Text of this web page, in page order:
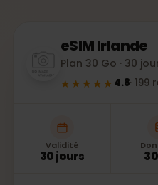
eSIMIrlande
Plan 30 Go · 30
★★★★★ 4.8· 199
Validité
30 jours